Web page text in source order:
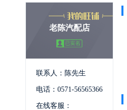
老陈汽配店
联系人：陈先生
电话：0571-56565366
在线客服：